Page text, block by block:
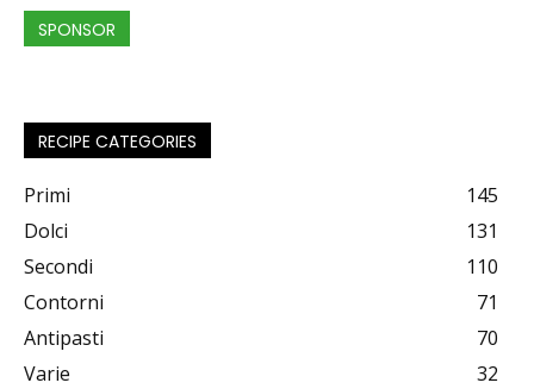
SPONSOR
RECIPE CATEGORIES
Primi
145
Dolci
131
Secondi
110
Contorni
71
Antipasti
70
Varie
32